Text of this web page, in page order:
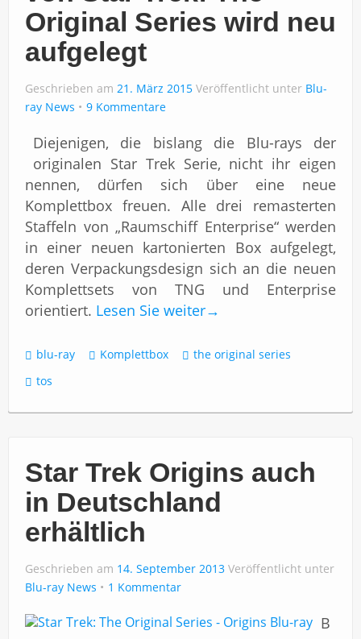
Original Series wird neu
aufgelegt
Geschrieben am 21. März 2015 Veröffentlicht unter Blu-
ray News
9 Kommentare
Diejenigen, die bislang die Blu-rays der
originalen Star Trek Serie, nicht ihr eigen
nennen, dürfen sich über eine neue
Komplettbox freuen. Alle drei remasterten
Staffeln von „Raumschiff Enterprise“ werden
in einer neuen kartonierten Box aufgelegt,
deren Verpackungsdesign sich an die neuen
Komplettsets von TNG und Enterprise
orientiert. Lesen Sie weiter→
blu-ray Komplettbox
the original series
tos
Star Trek Origins auch
in Deutschland
erhältlich
Geschrieben am 14. September 2013 Veröffentlicht unter
Blu-ray News
1 Kommentar
B